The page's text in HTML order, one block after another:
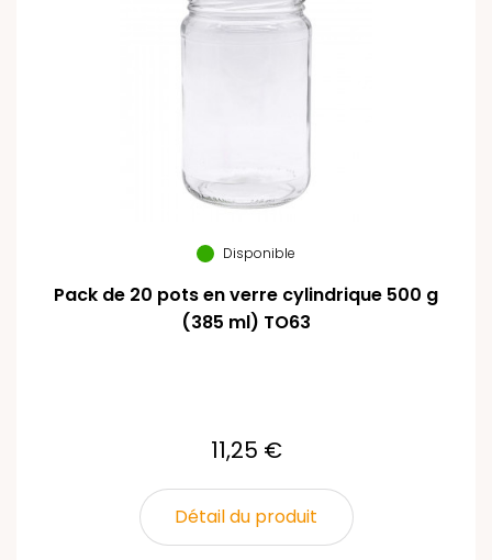
Disponible
Pack de 20 pots en verre cylindrique 500 g
(385 ml) TO63
11,25 €
Détail du produit